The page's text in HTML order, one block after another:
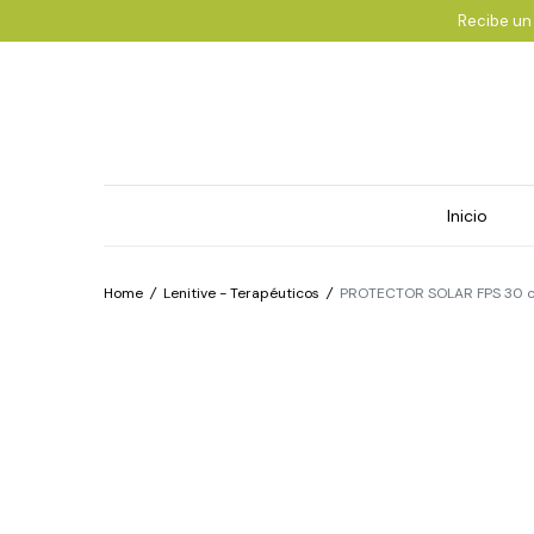
Recibe
Inicio
Home / Lenitive - Terapéuticos / PROTECTOR SOLAR FPS